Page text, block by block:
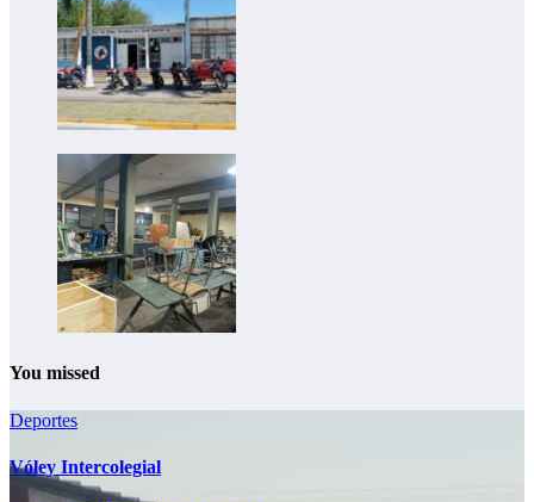
You missed
Deportes
Vóley Intercolegial